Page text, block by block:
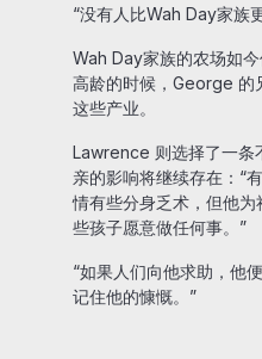
“没有人比Wah Day家族
Wah Day家族的农场如
高龄的时候，George 的
这些产业。
Lawrence 则选择了一条
亲的影响将继续存在：“
情有些分身乏术，但他
些孩子愿意做任何事。”
“如果人们向他求助，他
记住他的慷慨。”